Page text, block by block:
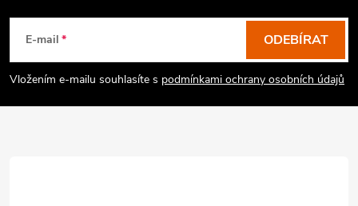
E-mail
Vložením e-mailu souhlasíte s podmínkami ochrany osobních údajů
ODEBÍRAT